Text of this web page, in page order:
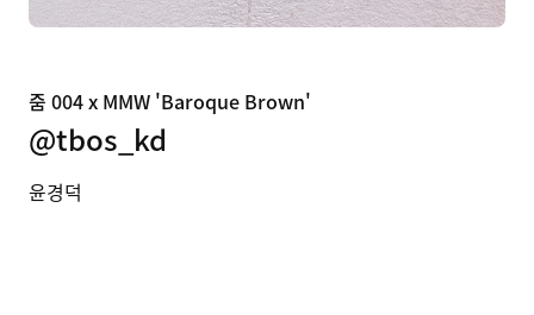
줌 004 x MMW 'Baroque Brown'
@tbos_kd
윤경덕